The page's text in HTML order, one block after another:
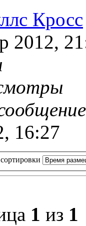
Кросс
2012,
16:27
1 из 1